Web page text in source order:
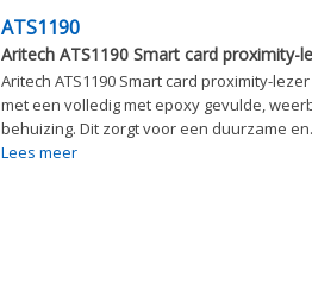
ATS1190
Aritech ATS1190 Smart card proximity-
Aritech ATS1190 Smart card proximity-
met een volledig met epoxy gevulde,
behuizing. Dit zorgt voor een duurzame
Lees meer